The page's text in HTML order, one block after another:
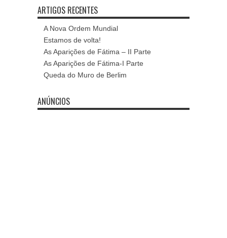
ARTIGOS RECENTES
A Nova Ordem Mundial
Estamos de volta!
As Aparições de Fátima – II Parte
As Aparições de Fátima-I Parte
Queda do Muro de Berlim
ANÚNCIOS